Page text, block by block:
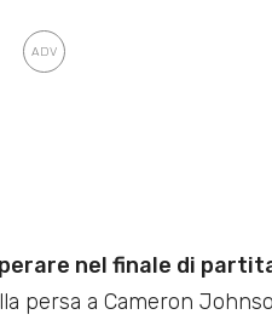
nel finale di
persa a Cameron